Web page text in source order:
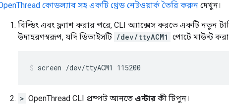
কোডল্যাব সহ একটি থ্রেড নেটওয়ার্ক তৈরি করুন দেখুন।
বিল্ডিং এবং ফ্ল্যাশ করার পরে, CLI অ্যাক্সেস করতে একটি নতুন
উদাহরণস্বরূপ, যদি ডিভাইসটি /dev/ttyACM1 পোর্টে মাউন্ট
screen /dev/ttyACM1 115200
> OpenThread CLI প্রম্পট আনতে এন্টার কী টিপুন।